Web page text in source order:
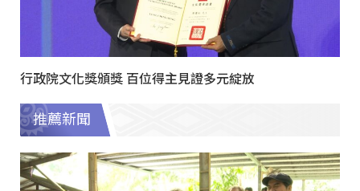
行政院文化獎頒獎 百位得主見證多元綻放
推薦新聞